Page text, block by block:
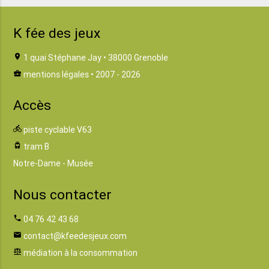
K fée des jeux
location_on 1 quai Stéphane Jay • 38000 Grenoble
business_center mentions légales • 2007 - 2026
Accès
directions_bike piste cyclable V63
tram tram B
Notre-Dame - Musée
Nous contacter
phone 04 76 42 43 68
email contact@kfeedesjeux.com
balance médiation à la consommation